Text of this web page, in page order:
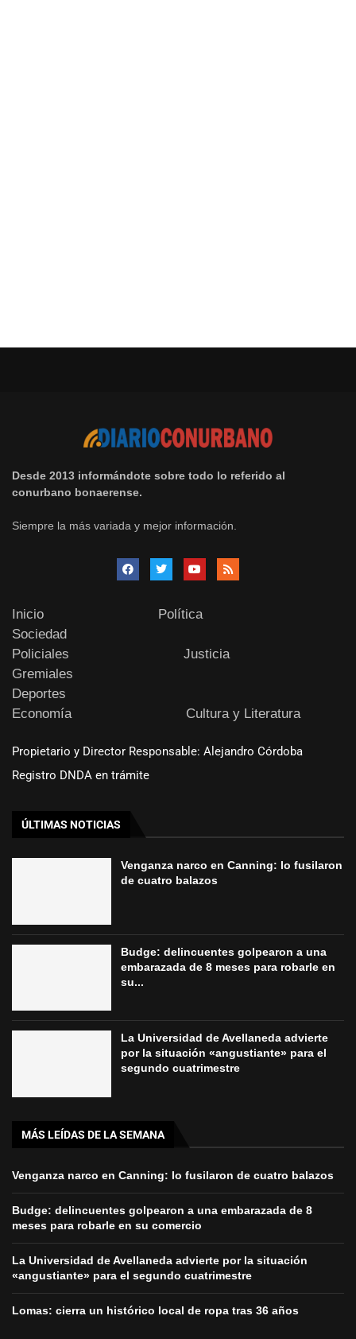
Desde 2013 informándote sobre todo lo referido al
conurbano bonaerense.
Siempre la más variada y mejor información.
Inicio
Política
Sociedad
Policiales
Justicia
Gremiales
Deportes
Economía
Cultura y Literatura
Propietario y Director Responsable: Alejandro Córdoba
Registro DNDA en trámite
ÚLTIMAS NOTICIAS
Venganza narco en Canning: lo fusilaron
de cuatro balazos
Budge: delincuentes golpearon a una
embarazada de 8 meses para robarle en
su...
La Universidad de Avellaneda advierte
por la situación «angustiante» para el
segundo cuatrimestre
MÁS LEÍDAS DE LA SEMANA
Venganza narco en Canning: lo fusilaron de cuatro balazos
Budge: delincuentes golpearon a una embarazada de 8
meses para robarle en su comercio
La Universidad de Avellaneda advierte por la situación
«angustiante» para el segundo cuatrimestre
Lomas: cierra un histórico local de ropa tras 36 años